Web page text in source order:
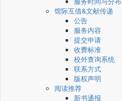
馆际互借&文献传递
公告
服务内容
提交申请
收费标准
校外查询系统
联系方式
版权声明
阅读推荐
新书通报